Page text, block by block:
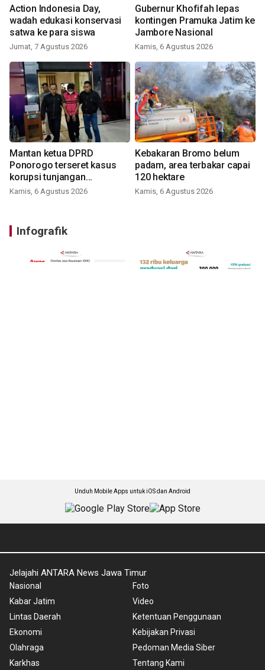
Action Indonesia Day,
wadah edukasi konservasi
satwa ke para siswa
Jumat, 7 Agustus 2026
Gubernur Khofifah lepas
kontingen Pramuka Jatim ke
Jambore Nasional
Kamis, 6 Agustus 2026
Mantan ketua DPRD
Ponorogo terseret kasus
korupsi tunjangan
perumahan
Kamis, 6 Agustus 2026
Kebakaran Bromo belum
padam, area terbakar capai
120 hektare
Kamis, 6 Agustus 2026
Infografik
Unduh Mobile Apps untuk iOS dan Android
Jelajahi ANTARA News Jawa Timur
Nasional
Kabar Jatim
Lintas Daerah
Ekonomi
Olahraga
Karkhas
Foto
Video
Ketentuan Penggunaan
Kebijakan Privasi
Pedoman Media Siber
Tentang Kami